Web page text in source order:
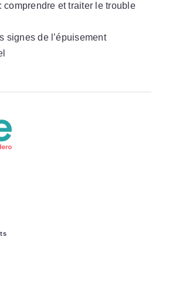
comprendre et traiter le trouble
signes de l’épuisement